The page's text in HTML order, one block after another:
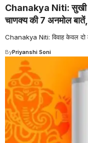
Chanakya Niti: सुखी
चाणक्य की 7 अनमोल बातें,
Chanakya Niti: विवाह केवल दो
ByPriyanshi Soni